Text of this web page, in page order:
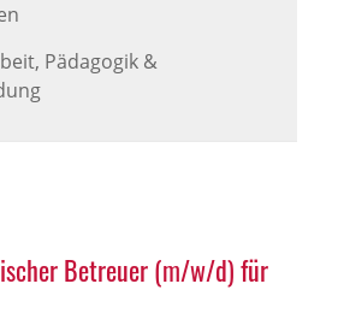
Pädagogik &
Betreuer (m/w/d) für